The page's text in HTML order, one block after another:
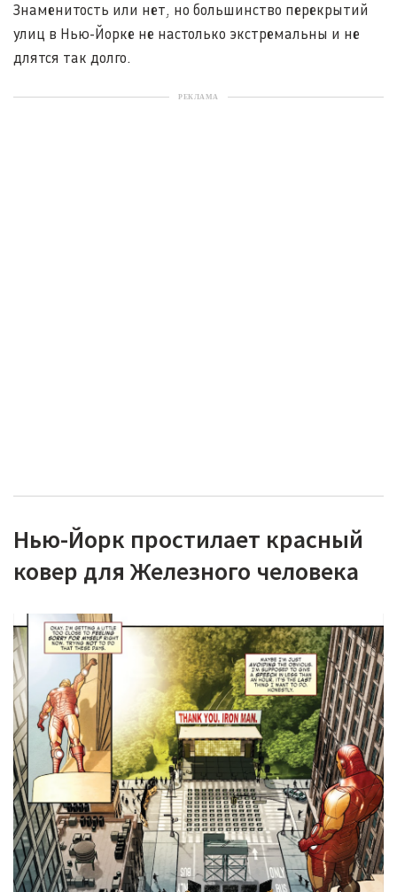
Знаменитость или нет, но большинство перекрытий
улиц в Нью-Йорке не настолько экстремальны и не
длятся так долго.
РЕКЛАМА
Нью-Йорк простилает красный
ковер для Железного человека